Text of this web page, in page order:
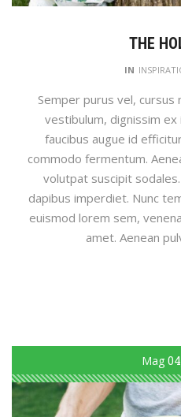
THE
IN
Semper purus vel, cursus
vestibulum, dignissim ex
faucibus augue id
commodo fermentum.
volutpat suscipit
dapibus imperdiet. Nunc
euismod lorem sem,
amet. Aenean
Mag 04